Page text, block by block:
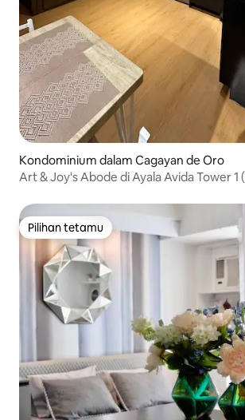
Kondominium dalam Cagayan de Oro
Art & Joy's Abode di Ayala Avida Tower 1
Pilihan tetamu
Pilihan tetamu